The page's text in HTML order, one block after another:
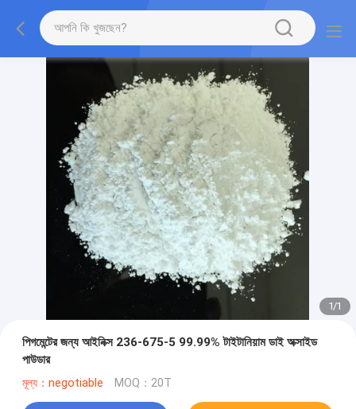
1/1
পিগমেন্টের জন্য আইনিক্স 236-675-5 99.99% টাইটানিয়াম ডাই অক্সাইড
পাউডার
মূল্য：negotiable MOQ：20T